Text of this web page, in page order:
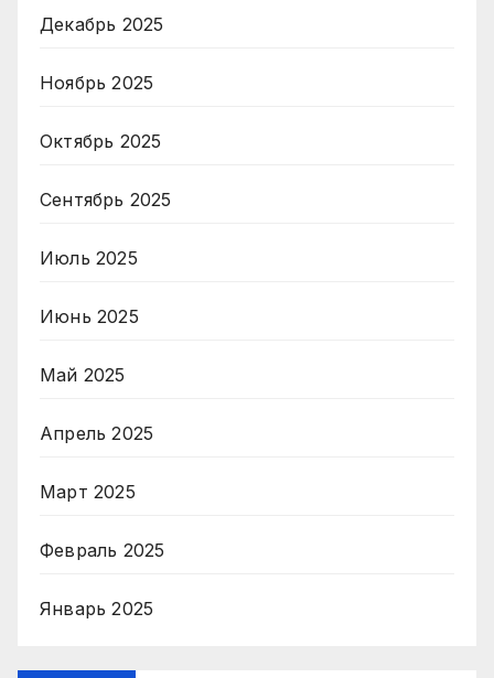
Декабрь 2025
Ноябрь 2025
Октябрь 2025
Сентябрь 2025
Июль 2025
Июнь 2025
Май 2025
Апрель 2025
Март 2025
Февраль 2025
Январь 2025